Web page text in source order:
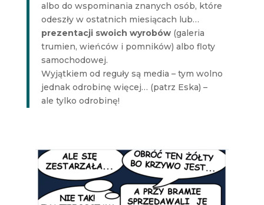
albo do wspominania znanych osób, które
odeszły w ostatnich miesiącach lub…
prezentacji swoich wyrobów(galeria
trumien, wieńców i pomników) albo floty
samochodowej.
Wyjątkiem od reguły są media – tym wolno
jednak odrobinę więcej… (patrz Eska) –
ale tylko odrobinę!